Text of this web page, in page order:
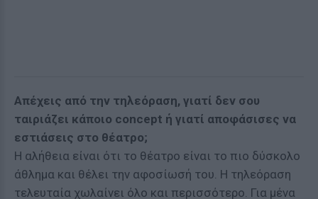
Απέχεις από την τηλεόραση, γιατί δεν σου
ταιριάζει κάποιο concept ή γιατί αποφάσισες να
εστιάσεις στο θέατρο;
Η αλήθεια είναι ότι το θέατρο είναι το πιο δύσκολο
άθλημα και θέλει την αφοσίωσή του. Η τηλεόραση
τελευταία χωλαίνει όλο και περισσότερο. Για μένα